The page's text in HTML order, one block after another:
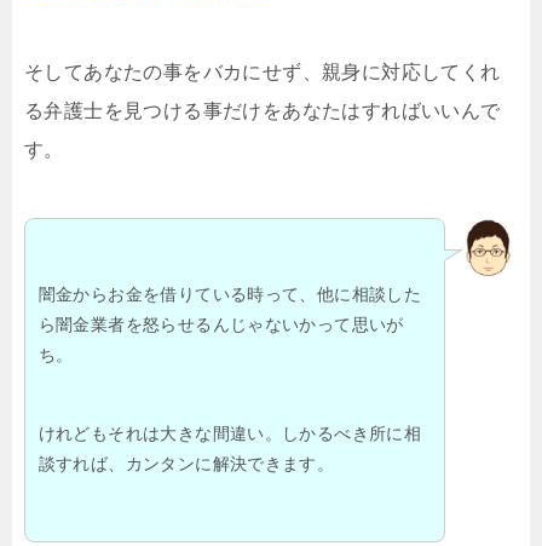
そしてあなたの事をバカにせず、親身に対応してくれ
る弁護士を見つける事だけをあなたはすればいいんで
す。
闇金からお金を借りている時って、他に相談した
ら闇金業者を怒らせるんじゃないかって思いが
ち。
けれどもそれは大きな間違い。しかるべき所に相
談すれば、カンタンに解決できます。